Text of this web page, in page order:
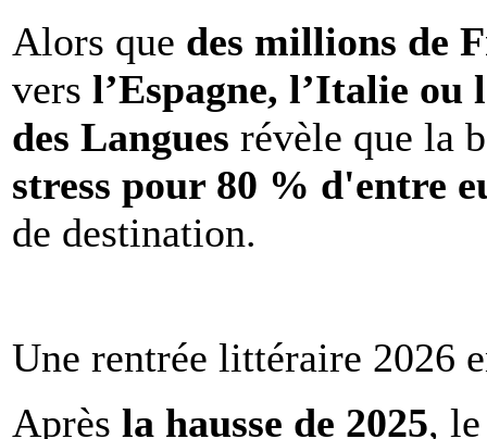
Alors que des millions de
vers l’Espagne, l’Italie ou
des Langues révèle que la
stress pour 80 % d'entre
de destination.
Une rentrée littéraire 2026
Après la hausse de 2025,